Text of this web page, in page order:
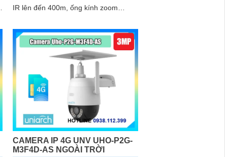
IR lên đến 400m, ống kính zoom
4.0Mp cho ra hình ảnh 2K+ sắc nét, có
trang bị nhiều công nghệ thông minh
CAMERA IP 4G UNV UHO-P2G-
M3F4D-AS NGOÀI TRỜI